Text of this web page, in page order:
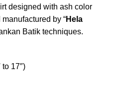
designed with ash color
by “Hela
Batik techniques.
17″)